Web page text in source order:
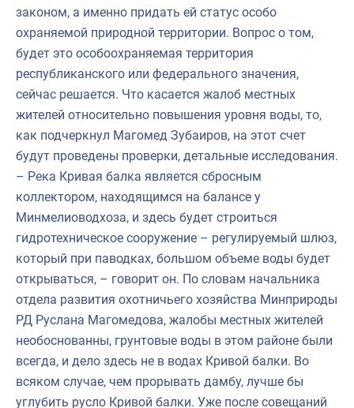
законом, а именно придать ей статус особо
охраняемой природной территории. Вопрос о том,
будет это особоохраняемая территория
республиканского или федерального значения,
сейчас решается. Что касается жалоб местных
жителей относительно повышения уровня воды, то,
как подчеркнул Магомед Зубаиров, на этот счет
будут проведены проверки, детальные исследования.
– Река Кривая балка является сбросным
коллектором, находящимся на балансе у
Минмелиоводхоза, и здесь будет строиться
гидротехническое сооружение – регулируемый шлюз,
который при паводках, большом объеме воды будет
открываться, – говорит он. По словам начальника
отдела развития охотничьего хозяйства Минприроды
РД Руслана Магомедова, жалобы местных жителей
необоснованны, грунтовые воды в этом районе были
всегда, и дело здесь не в водах Кривой балки. Во
всяком случае, чем прорывать дамбу, лучше бы
углубить русло Кривой балки. Уже после совещаний